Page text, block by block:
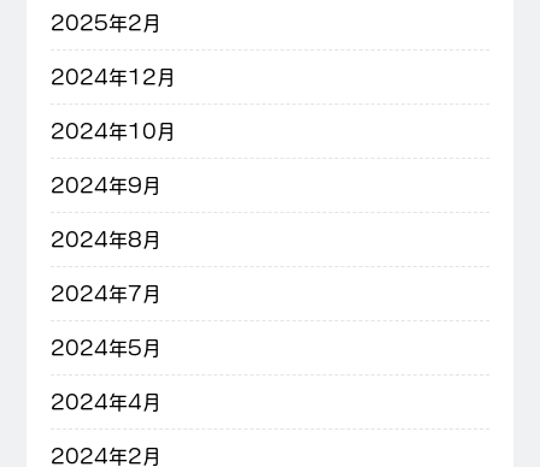
2025年2月
2024年12月
2024年10月
2024年9月
2024年8月
2024年7月
2024年5月
2024年4月
2024年2月